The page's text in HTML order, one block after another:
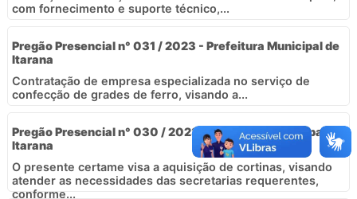
com fornecimento e suporte técnico,...
Pregão Presencial n° 031 / 2023 - Prefeitura Municipal de
Itarana
Contratação de empresa especializada no serviço de
confecção de grades de ferro, visando a...
Pregão Presencial n° 030 / 2023 - Prefeitura Municipal de
Itarana
O presente certame visa a aquisição de cortinas, visando
atender as necessidades das secretarias requerentes,
conforme...